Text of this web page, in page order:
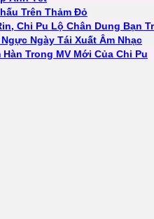
Trên Thảm Đỏ
Chi Pu Lộ Chân Dung Bạn
Ngày Tái Xuất Âm Nhạc
Trong MV Mới Của Chi Pu